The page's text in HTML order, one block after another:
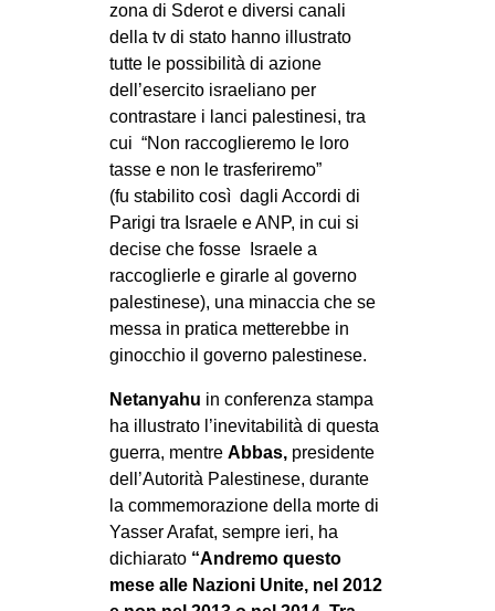
EUROPA
MEDIO ORIENTE
MONDO
EVENTI
in
Fb
tw
bsky
ms
SEARCH
zona di Sderot e diversi canali
della tv di stato hanno illustrato
tutte le possibilità di azione
dell’esercito israeliano per
contrastare i lanci palestinesi, tra
cui “Non raccoglieremo le loro
tasse e non le trasferiremo”
(fu stabilito così dagli Accordi di
Parigi tra Israele e ANP, in cui si
decise che fosse Israele a
raccoglierle e girarle al governo
palestinese), una minaccia che se
messa in pratica metterebbe in
ginocchio il governo palestinese.
Netanyahu in conferenza stampa
ha illustrato l’inevitabilità di questa
guerra, mentre Abbas, presidente
dell’Autorità Palestinese, durante
la commemorazione della morte di
Yasser Arafat, sempre ieri, ha
dichiarato “Andremo questo
mese alle Nazioni Unite, nel 2012